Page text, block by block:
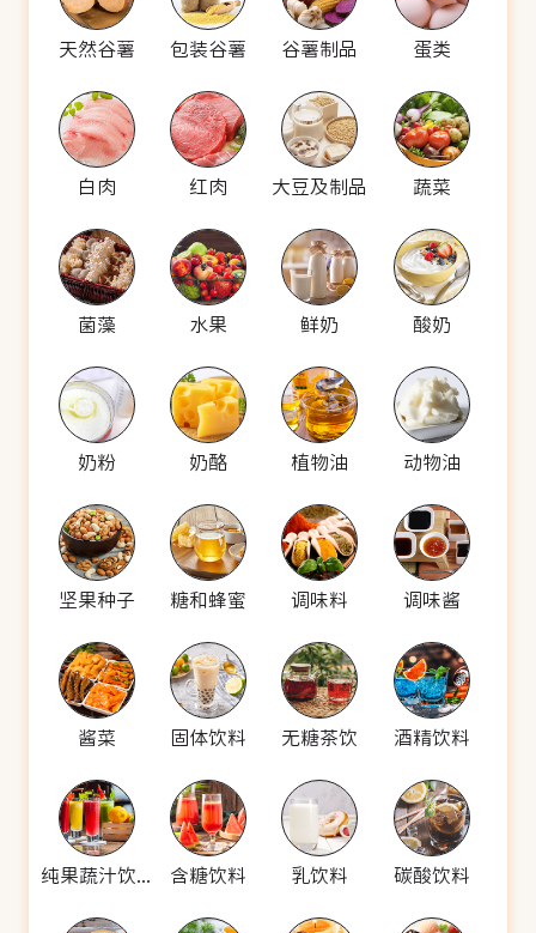
天然谷薯 包装谷薯 谷薯制品 蛋类
白肉 红肉 大豆及制品 蔬菜
菌藻 水果 鲜奶 酸奶
奶粉 奶酪 植物油 动物油
坚果种子 糖和蜂蜜 调味料 调味酱
酱菜 固体饮料 无糖茶饮 酒精饮料
纯果蔬汁饮料 含糖饮料 乳饮料 碳酸饮料